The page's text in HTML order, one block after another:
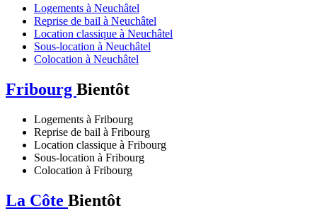
Logements à Neuchâtel
Reprise de bail à Neuchâtel
Location classique à Neuchâtel
Sous-location à Neuchâtel
Colocation à Neuchâtel
Fribourg Bientôt
Logements à Fribourg
Reprise de bail à Fribourg
Location classique à Fribourg
Sous-location à Fribourg
Colocation à Fribourg
La Côte Bientôt